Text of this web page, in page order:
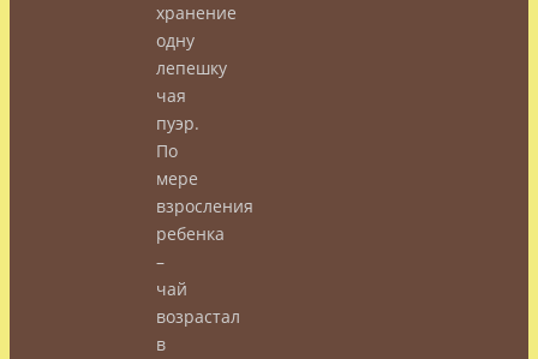
хранение
одну
лепешку
чая
пуэр.
По
мере
взросления
ребенка
–
чай
возрастал
в